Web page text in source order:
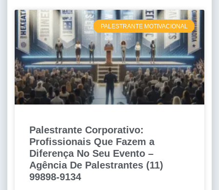
PALESTRANTE MOTIVACIONAL
Palestrante Corporativo:
Profissionais Que Fazem a
Diferença No Seu Evento –
Agência De Palestrantes (11)
99898-9134